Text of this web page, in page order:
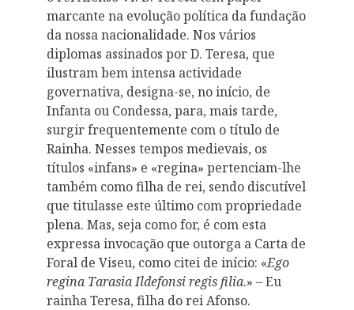
marcante na evolução política da fundação
da nossa nacionalidade. Nos vários
diplomas assinados por D. Teresa, que
ilustram bem intensa actividade
governativa, designa-se, no início, de
Infanta ou Condessa, para, mais tarde,
surgir frequentemente com o título de
Rainha. Nesses tempos medievais, os
títulos «infans» e «regina» pertenciam-lhe
também como filha de rei, sendo discutível
que titulasse este último com propriedade
plena. Mas, seja como for, é com esta
expressa invocação que outorga a Carta de
Foral de Viseu, como citei de início: «Ego
regina Tarasia Ildefonsi regis filia.» – Eu
rainha Teresa, filha do rei Afonso.